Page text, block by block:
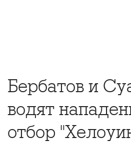
Бербатов и
водят
отбор